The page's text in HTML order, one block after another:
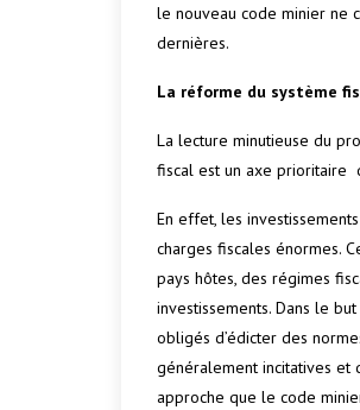
le nouveau code minier ne
dernières.
La réforme du système
La lecture minutieuse du
fiscal est un axe prioritaire
En effet, les
charges fiscales énormes.
pays hôtes, des régimes
investissements. Dans le
obligés d’édicter des
généralement incitatives et
approche que le code